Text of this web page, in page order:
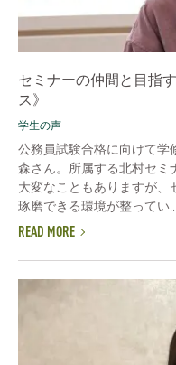
セミナーの仲間と目指
ス》
学生の声
公務員試験合格に向けて学
森さん。所属する北村セミ
大変なこともありますが、
琢磨できる環境が整ってい...
READ MORE